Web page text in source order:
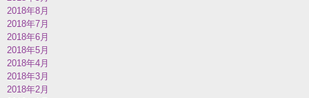
2018年8月
2018年7月
2018年6月
2018年5月
2018年4月
2018年3月
2018年2月